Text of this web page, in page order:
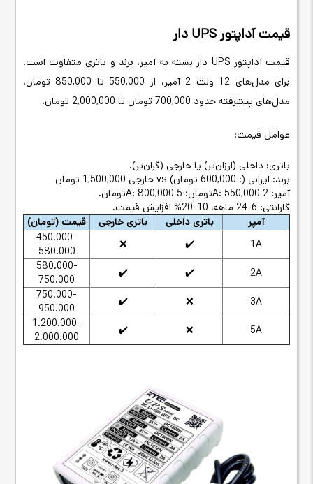
قیمت آداپتور UPS دار
قیمت آداپتور UPS دار بسته به آمپر، برند و باتری متفاوت است.
برای مدل‌های 12 ولت 2 آمپر، از 550,000 تا 850,000 تومان،
مدل‌های پیشرفته حدود 700,000 تومان تا 2,000,000 تومان .
عوامل قیمت:
باتری: داخلی (ارزان‌تر) یا خارجی (گران‌تر).
برند: ایرانی (: 600,000 تومان)
vs خارجی1,500,000 تومان
آمپر: 2
A: 550,000تومان؛ 5 A: 800,000تومان.
گارانتی: 6-24 ماهه، 10-20% افزایش قیمت
.
آمپر
باتری داخلی باتری خارجی
قیمت (تومان)
1A
✔️
❌
450.000-
580.000
2A
✔️
✔️
580.000-
750.000
3A
❌
✔️
750.000-
950.000
5A
❌
✔️
1.200.000-
2.000.000